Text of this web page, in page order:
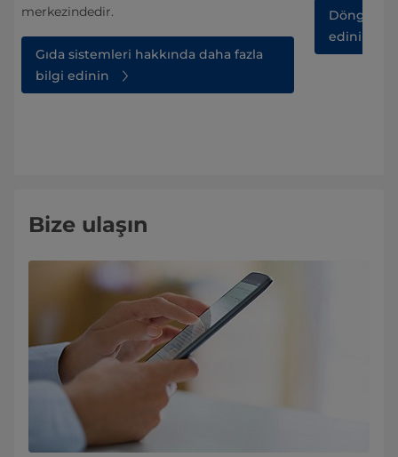
merkezindedir.
Gıda sistemleri hakkında daha fazla
bilgi edinin
edinin
Bize ulaşın